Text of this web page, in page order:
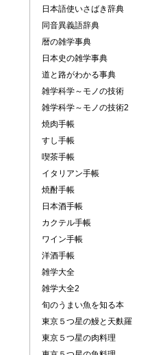
日本語使いさばき辞典
同音異義語辞典
暦の雑学事典
日本史の雑学事典
道と路がわかる事典
雑学科学～モノの技術
雑学科学～モノの技術2
焼肉手帳
すし手帳
喫茶手帳
イタリアン手帳
焼酎手帳
日本酒手帳
カクテル手帳
ワイン手帳
洋酒手帳
雑学大全
雑学大全2
旬のうまい魚を知る本
東京５つ星の鰻と天麩羅
東京５つ星の肉料理